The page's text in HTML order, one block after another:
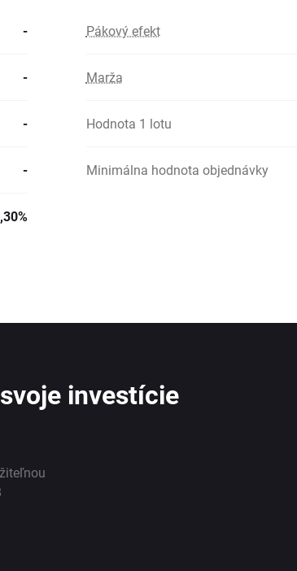
- Pákový efekt
- Marža
- Hodnota 1 lotu
- Minimálna hodnota objednávky
investície